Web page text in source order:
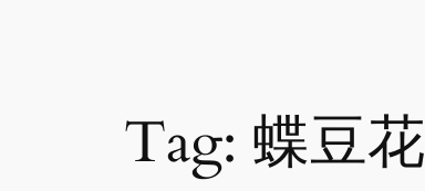
Tag: 蝶豆花